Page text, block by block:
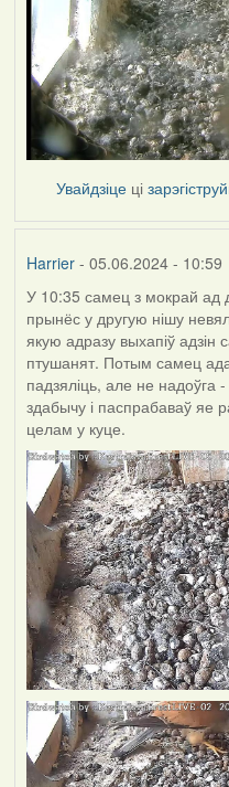
Увайдзіце ці
Harrier- 05.06.2024 - 10:59
У 10:35 самец з мокрай ад
прынёс у другую нішу
якую адразу выхапіў адзін
птушанят. Потым самец
падзяліць, але не надоўга
здабычу і паспрабаваў яе
целам у куце.